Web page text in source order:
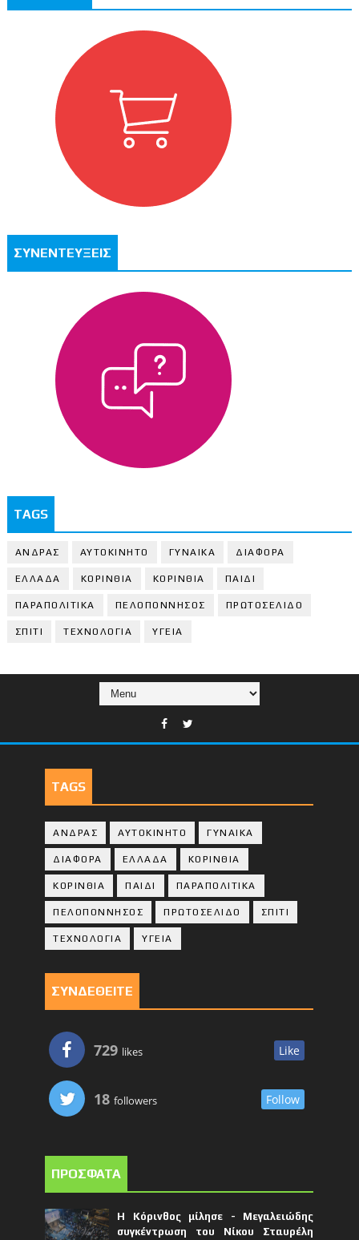
ΣΥΝΕΝΤΕΥΞΕΙΣ
TAGS
ΑΝΔΡΑΣ ΑΥΤΟΚΙΝΗΤΟ ΓΥΝΑΙΚΑ ΔΙΑΦΟΡΑ
ΕΛΛΑΔΑ ΚΟΡΙΝΘΙΑ ΚΟΡΙΝΘΙA ΠΑΙΔΙ
ΠΑΡΑΠΟΛΙΤΙΚΑ ΠΕΛΟΠΟΝΝΗΣΟΣ ΠΡΩΤΟΣΕΛΙΔΟ
ΣΠΙΤΙ ΤΕΧΝΟΛΟΓΙΑ ΥΓΕΙΑ
TAGS
ΑΝΔΡΑΣ ΑΥΤΟΚΙΝΗΤΟ ΓΥΝΑΙΚΑ
ΔΙΑΦΟΡΑ ΕΛΛΑΔΑ ΚΟΡΙΝΘΙΑ
ΚΟΡΙΝΘΙA ΠΑΙΔΙ ΠΑΡΑΠΟΛΙΤΙΚΑ
ΠΕΛΟΠΟΝΝΗΣΟΣ ΠΡΩΤΟΣΕΛΙΔΟ ΣΠΙΤΙ
ΤΕΧΝΟΛΟΓΙΑ ΥΓΕΙΑ
ΣΥΝΔΕΘΕΙΤΕ
729 likes Like
18 followers Follow
ΠΡΟΣΦΑΤΑ
Η Κόρινθος μίλησε - Μεγαλειώδης
συγκέντρωση του Νίκου Σταυρέλη